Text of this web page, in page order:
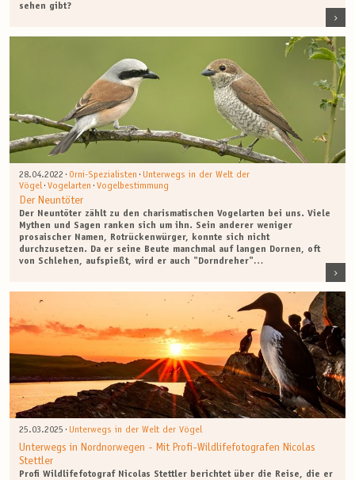
sehen gibt?
28.04.2022 · Orni-Spezialisten · Unterwegs in der Welt der
Vögel· Vogelarten · Vogelbestimmung
Der Neuntöter
Der Neuntöter zählt zu den charismatischen Vogelarten bei uns. Viele
Mythen und Sagen ranken sich um ihn. Sein anderer weniger
prosaischer Namen, Rotrückenwürger, konnte sich nicht
durchzusetzen. Da er seine Beute manchmal auf langen Dornen, oft
von Schlehen, aufspießt, wird er auch "Dorndreher"…
25.03.2025 · Unterwegs in der Welt der Vögel
Unterwegs in Nordnorwegen - Mit Profi-Wildlifefotografen Nicolas
Stettler
Profi Wildlifefotograf Nicolas Stettler berichtet über die Reise, die er